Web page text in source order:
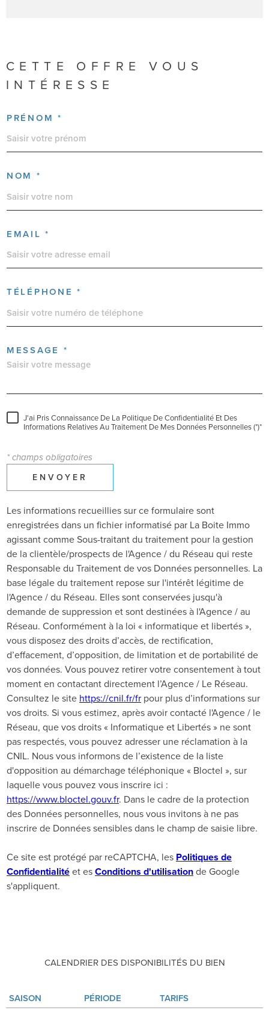
CETTE OFFRE
VOUS
INTÉRESSE
PRÉNOM *
NOM *
EMAIL *
TÉLÉPHONE *
MESSAGE *
J'ai Pris Connaissance De La Politique De Confidentialité Et Des
Informations Relatives Au Traitement De Mes Données Personnelles (*)*
* champs obligatoires
ENVOYER
Les informations recueillies sur ce formulaire sont
enregistrées dans un fichier informatisé par La Boite Immo
agissant comme Sous-traitant du traitement pour la gestion
de la clientèle/prospects de l'Agence / du Réseau qui reste
Responsable du Traitement de vos Données personnelles. La
base légale du traitement repose sur l'intérêt légitime de
l'Agence / du Réseau. Elles sont conservées jusqu'à
demande de suppression et sont destinées à l'Agence / au
Réseau. Conformément à la loi « informatique et libertés »,
vous disposez des droits d’accès, de rectification,
d’effacement, d’opposition, de limitation et de portabilité de
vos données. Vous pouvez retirer votre consentement à tout
moment en contactant directement l’Agence / Le Réseau.
Consultez le site https://cnil.fr/fr pour plus d’informations sur
vos droits. Si vous estimez, après avoir contacté l'Agence / le
Réseau, que vos droits « Informatique et Libertés » ne sont
pas respectés, vous pouvez adresser une réclamation à la
CNIL. Nous vous informons de l’existence de la liste
d'opposition au démarchage téléphonique « Bloctel », sur
laquelle vous pouvez vous inscrire ici :
https://www.bloctel.gouv.fr. Dans le cadre de la protection
des Données personnelles, nous vous invitons à ne pas
inscrire de Données sensibles dans le champ de saisie libre.
Ce site est protégé par reCAPTCHA, les Politiques de
Confidentialitéet esConditions d'utilisationde Google
s'appliquent.
CALENDRIER DES DISPONIBILITÉS DU BIEN
SAISON PÉRIODE TARIFS